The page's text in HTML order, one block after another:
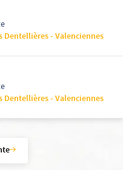
Dentellières - Valenciennes
Dentellières - Valenciennes